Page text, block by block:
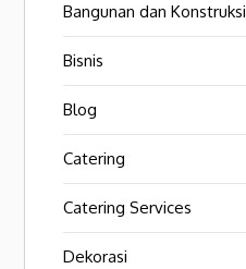
Bangunan dan Konstruksi
Bisnis
Blog
Catering
Catering Services
Dekorasi